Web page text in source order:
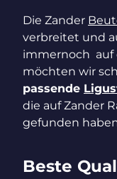
Die Zander
verbreitet und
immernoch auf
möchten wir
passende
die auf Zander
gefunden
Beste